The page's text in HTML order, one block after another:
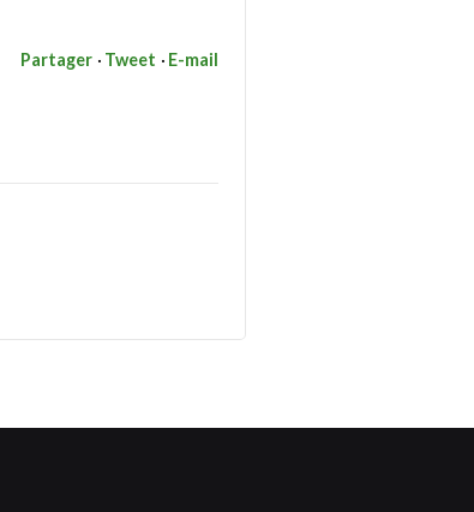
Partager Tweet E-mail